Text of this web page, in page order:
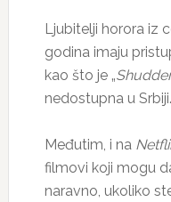
Ljubitelji horora iz
godina imaju
kao što je „
nedostupna u Srbiji.
Međutim, i na
filmovi koji mogu
naravno, ukoliko